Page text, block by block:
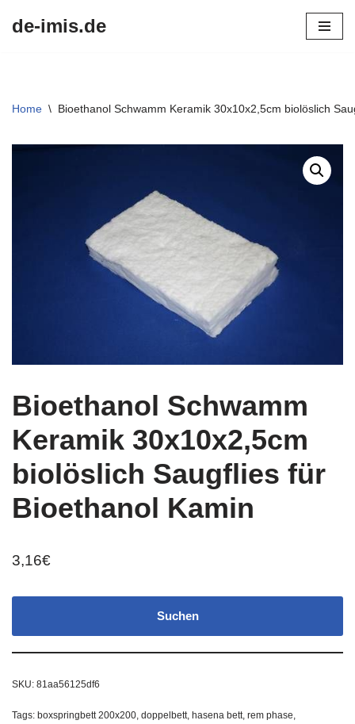
de-imis.de
Home \ Bioethanol Schwamm Keramik 30x10x2,5cm biolöslich
Bioethanol Schwamm
Keramik 30x10x2,5cm
biolöslich Saugflies für
Bioethanol Kamin
3,16€
Suchen
SKU: 81aa56125df6
Tags: boxspringbett 200x200, doppelbett, hasena bett, rem phase,